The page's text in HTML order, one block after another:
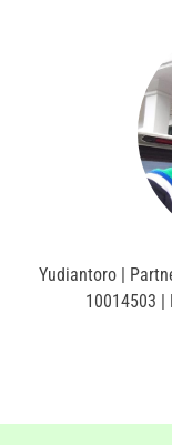
Yudiantoro |
10014503 |